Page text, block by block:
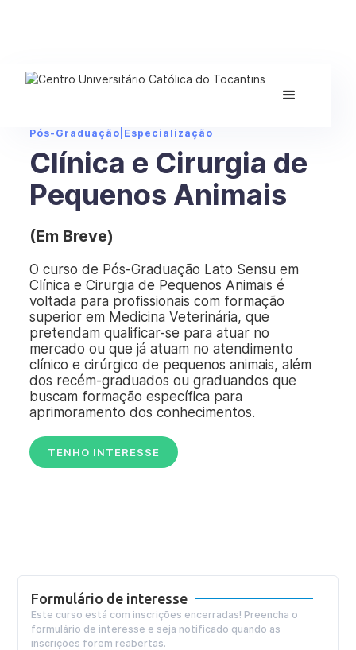
Pós-Graduação Especialização
Clínica e Cirurgia de
Pequenos Animais
(Em Breve)
O curso de Pós-Graduação Lato Sensu em
Clínica e Cirurgia de Pequenos Animais é
voltada para profissionais com formação
superior em Medicina Veterinária, que
pretendam qualificar-se para atuar no
mercado ou que já atuam no atendimento
clínico e cirúrgico de pequenos animais, além
dos recém-graduados ou graduandos que
buscam formação específica para
aprimoramento dos conhecimentos.
TENHO INTERESSE
Formulário de interesse
Este curso está com inscrições encerradas! Preencha o
formulário de interesse e seja notificado quando as
inscrições forem reabertas.